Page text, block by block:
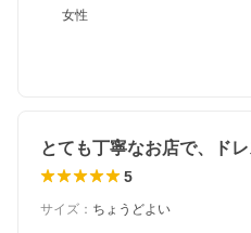
女性
とても丁寧なお店で、ド
5
サイズ ： ちょうどよい